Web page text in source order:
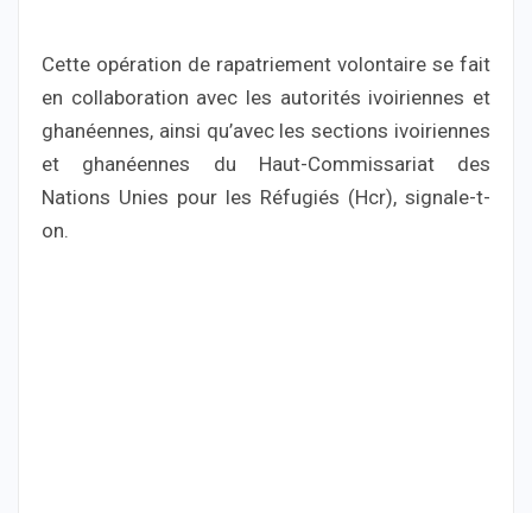
Cette opération de rapatriement volontaire se fait
en collaboration avec les autorités ivoiriennes et
ghanéennes, ainsi qu’avec les sections ivoiriennes
et ghanéennes du Haut-Commissariat des
Nations Unies pour les Réfugiés (Hcr), signale-t-
on.